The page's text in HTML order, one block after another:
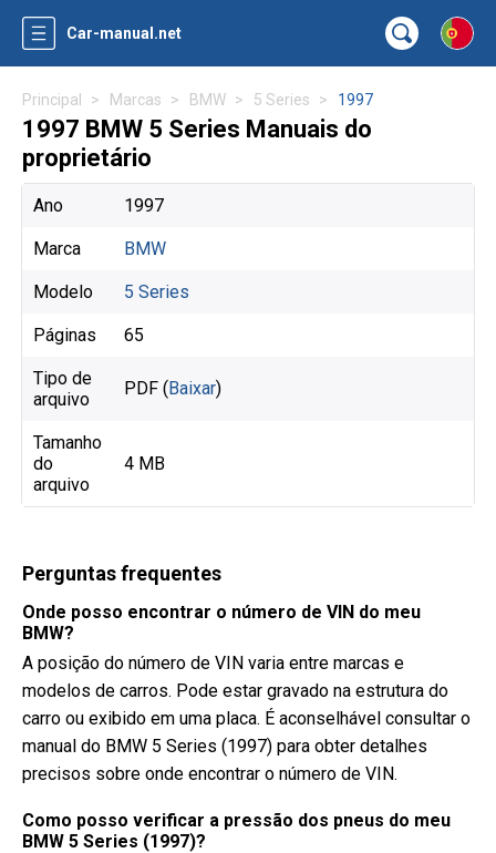
Car-manual.net
Principal Marcas BMW 5 Series 1997
1997 BMW 5 Series Manuais do
proprietário
Ano 1997
Marca BMW
Modelo 5 Series
Páginas 65
Tipo de
arquivo
PDF (Baixar)
Tamanho
do
arquivo
4 MB
Perguntas frequentes
Onde posso encontrar o número de VIN do meu
BMW?
A posição do número de VIN varia entre marcas e
modelos de carros. Pode estar gravado na estrutura do
carro ou exibido em uma placa. É aconselhável consultar o
manual do BMW 5 Series (1997) para obter detalhes
precisos sobre onde encontrar o número de VIN.
Como posso verificar a pressão dos pneus do meu
BMW 5 Series (1997)?